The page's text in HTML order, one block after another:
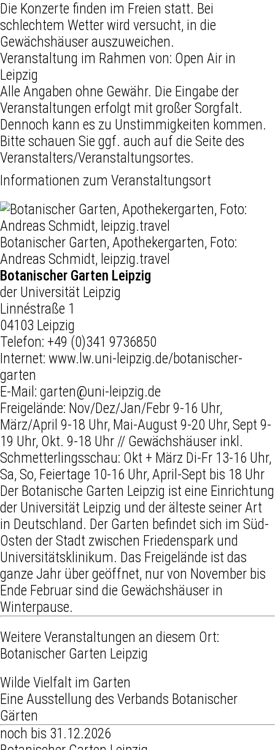
Die Konzerte finden im Freien statt. Bei
schlechtem Wetter wird versucht, in die
Gewächshäuser auszuweichen.
Veranstaltung im Rahmen von: Open Air in
Leipzig
Alle Angaben ohne Gewähr. Die Eingabe der
Veranstaltungen erfolgt mit großer Sorgfalt.
Dennoch kann es zu Unstimmigkeiten kommen.
Bitte schauen Sie ggf. auch auf die Seite des
Veranstalters/Veranstaltungsortes.
Informationen zum Veranstaltungsort
Botanischer Garten, Apothekergarten, Foto:
Andreas Schmidt, leipzig.travel
Botanischer Garten Leipzig
der Universität Leipzig
Linnéstraße 1
04103 Leipzig
Telefon: +49 (0)341 9736850
Internet: www.lw.uni-leipzig.de/botanischer-
garten
E-Mail: garten@uni-leipzig.de
Freigelände: Nov/Dez/Jan/Febr 9-16 Uhr,
März/April 9-18 Uhr, Mai-August 9-20 Uhr, Sept 9-
19 Uhr, Okt. 9-18 Uhr // Gewächshäuser inkl.
Schmetterlingsschau: Okt + März Di-Fr 13-16 Uhr,
Sa, So, Feiertage 10-16 Uhr, April-Sept bis 18 Uhr
Der Botanische Garten Leipzig ist eine Einrichtung
der Universität Leipzig und der älteste seiner Art
in Deutschland. Der Garten befindet sich im Süd-
Osten der Stadt zwischen Friedenspark und
Universitätsklinikum. Das Freigelände ist das
ganze Jahr über geöffnet, nur von November bis
Ende Februar sind die Gewächshäuser in
Winterpause.
Weitere Veranstaltungen an diesem Ort:
Botanischer Garten Leipzig
Wilde Vielfalt im Garten
Eine Ausstellung des Verbands Botanischer
Gärten
noch bis 31.12.2026